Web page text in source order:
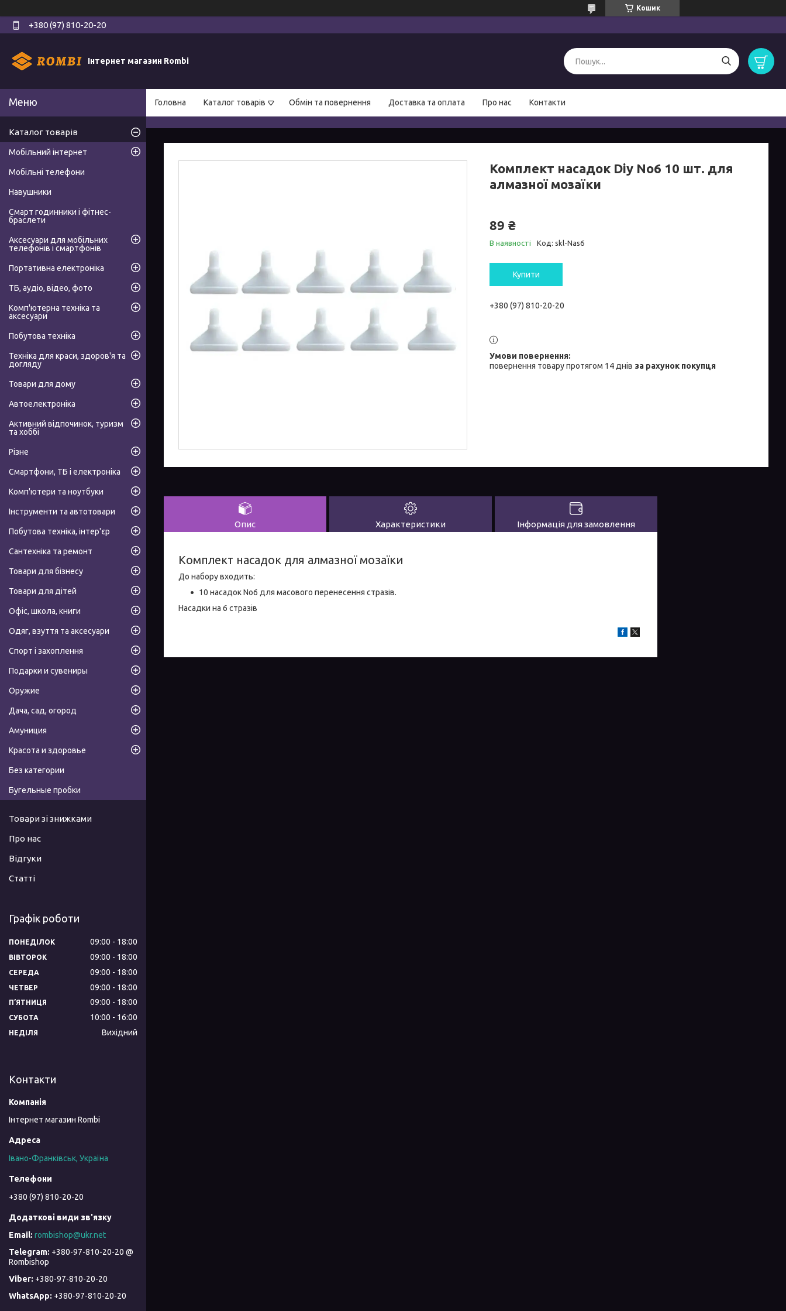
Кошик
+380 (97) 810-20-20
Інтернет магазин Rombi
Головна Каталог товарів Обмін та повернення Доставка та оплата Про нас Контакти
Комплект насадок Diy No6 10 шт. для
алмазної мозаїки
89 ₴
В наявності Код: skl-Nas6
Купити
+380 (97) 810-20-20
повернення товару протягом 14 днів за рахунок покупця
Опис Характеристики Інформація для замовлення
Комплект насадок для алмазної мозаїки
До набору входить:
10 насадок No6 для масового перенесення стразів.
Насадки на 6 стразів
Каталог товарів
Мобільний інтернет
Мобільні телефони
Навушники
Смарт годинники і фітнес-
браслети
Аксесуари для мобільних
телефонів і смартфонів
Портативна електроніка
ТБ, аудіо, відео, фото
Комп'ютерна техніка та
аксесуари
Побутова техніка
Техніка для краси, здоров'я та
догляду
Товари для дому
Автоелектроніка
Активний відпочинок, туризм
та хоббі
Різне
Смартфони, ТБ і електроніка
Комп'ютери та ноутбуки
Інструменти та автотовари
Побутова техніка, інтер'єр
Сантехніка та ремонт
Товари для бізнесу
Товари для дітей
Офіс, школа, книги
Одяг, взуття та аксесуари
Спорт і захоплення
Подарки и сувениры
Оружие
Дача, сад, огород
Амуниция
Красота и здоровье
Без категории
Бугельные пробки
Товари зі знижками
Про нас
Відгуки
Статті
Графік роботи
ПОНЕДІЛОК 09:00 18:00
ВІВТОРОК 09:00 18:00
СЕРЕДА 09:00 18:00
ЧЕТВЕР 09:00 18:00
ПʼЯТНИЦЯ 09:00 18:00
СУБОТА 10:00 16:00
НЕДІЛЯ Вихідний
Контакти
Інтернет магазин Rombi
Івано-Франківськ, Україна
+380 (97) 810-20-20
rombishop@ukr.net
+380-97-810-20-20 @
Rombishop
+380-97-810-20-20
+380-97-810-20-20